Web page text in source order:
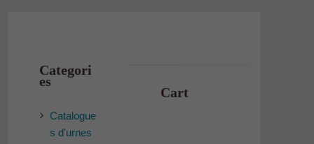
Categori
es
Catalogue
s d'urnes
Cart